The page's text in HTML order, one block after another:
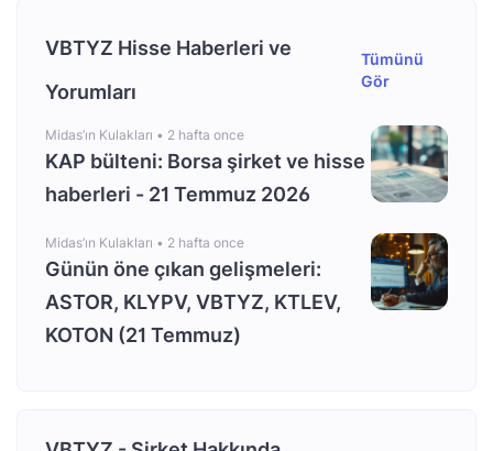
VBTYZ Hisse Haberleri ve
Yorumları
Tümünü
Gör
Midas’ın Kulakları • 2 hafta once
KAP bülteni: Borsa şirket ve hisse
haberleri - 21 Temmuz 2026
Midas’ın Kulakları • 2 hafta once
Günün öne çıkan gelişmeleri:
ASTOR, KLYPV, VBTYZ, KTLEV,
KOTON (21 Temmuz)